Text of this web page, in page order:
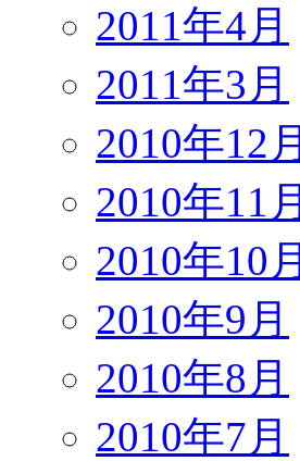
2011年4月
2011年3月
2010年12月
2010年11月
2010年10月
2010年9月
2010年8月
2010年7月